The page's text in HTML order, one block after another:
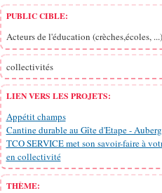
PUBLIC CIBLE:
Acteurs de l'éducation (crèches,écoles, ...)
collectivités
LIEN VERS LES PROJETS:
Appétit champs
Cantine durable au Gîte d'Etape -
TCO SERVICE met son savoir-faire à
en collectivité
THÈME: